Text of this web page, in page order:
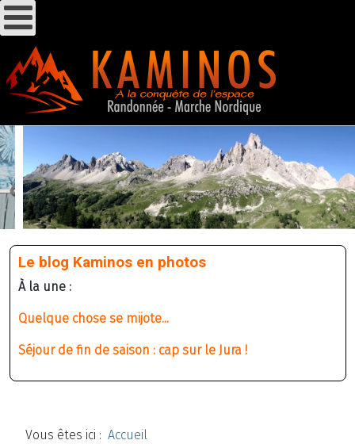
Le blog Kaminos en photos
À la une :
Quelque chose se mijote...
Séjour de fin de saison : cap sur le Jura !
Vous êtes ici : Accueil